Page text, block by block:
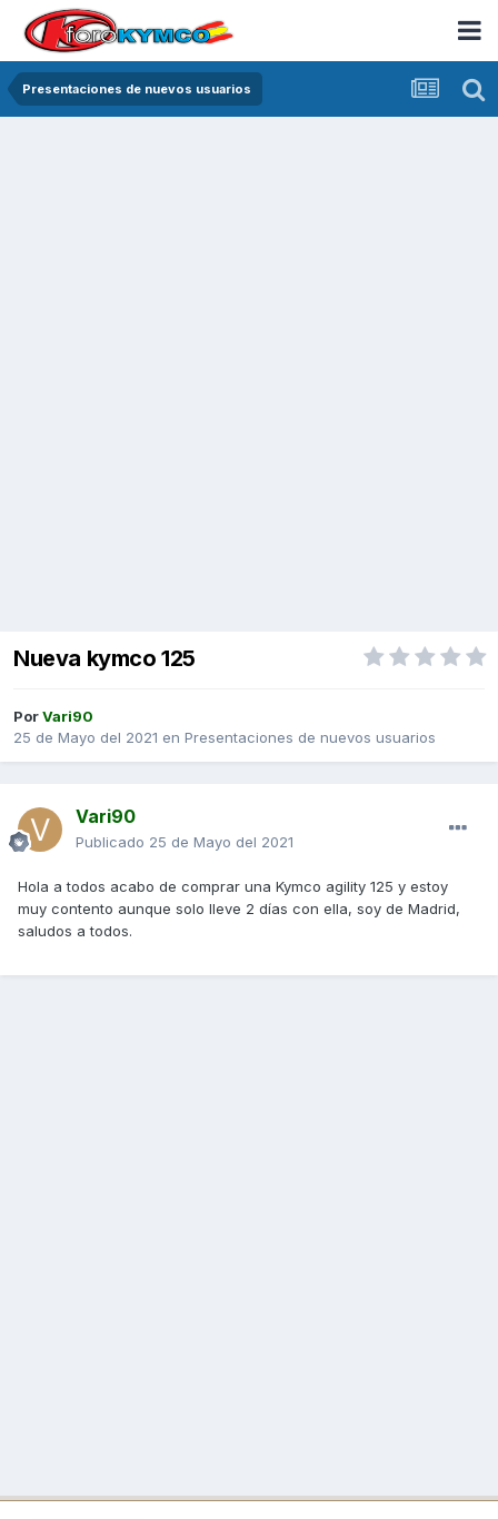
Presentaciones de nuevos usuarios
Nueva kymco 125
PorVari90
25 de Mayo del 2021 en Presentaciones de nuevos usuarios
Vari90
Publicado 25 de Mayo del 2021
Hola a todos acabo de comprar una Kymco agility 125 y estoy
muy contento aunque solo lleve 2 días con ella, soy de Madrid,
saludos a todos.